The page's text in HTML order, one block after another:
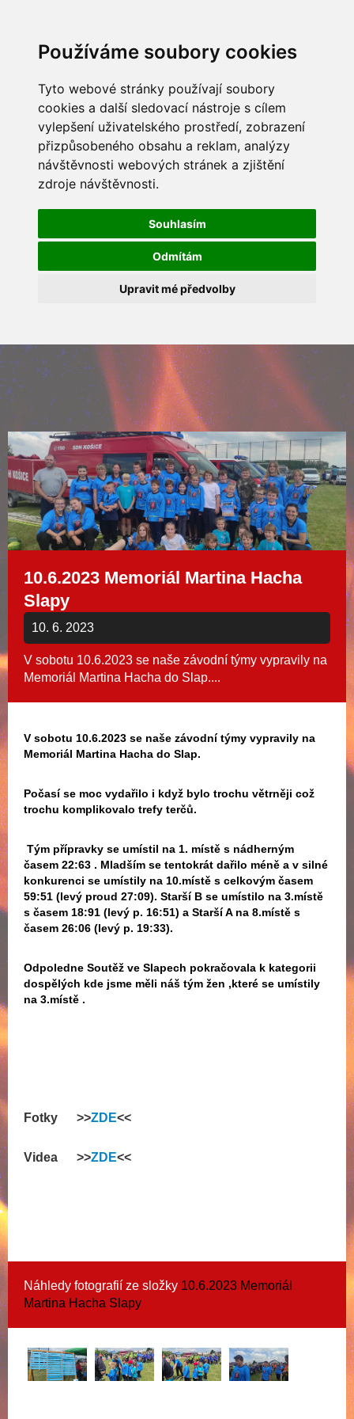
Používáme soubory cookies
Tyto webové stránky používají soubory
cookies a další sledovací nástroje s cílem
vylepšení uživatelského prostředí, zobrazení
přizpůsobeného obsahu a reklam, analýzy
návštěvnosti webových stránek a zjištění
zdroje návštěvnosti.
Souhlasím
Odmítám
Upravit mé předvolby
10.6.2023 Memoriál Martina Hacha
Slapy
10. 6. 2023
V sobotu 10.6.2023 se naše závodní týmy vypravily na
Memoriál Martina Hacha do Slap....
V sobotu 10.6.2023 se naše závodní týmy vypravily na
Memoriál Martina Hacha do Slap.
Počasí se moc vydařilo i když bylo trochu větrněji což
trochu komplikovalo trefy terčů.
Tým přípravky se umístil na 1. místě s nádherným
časem 22:63 . Mladším se tentokrát dařilo méně a v silné
konkurenci se umístily na 10.místě s celkovým časem
59:51 (levý proud 27:09). Starší B se umístilo na 3.místě
s časem 18:91 (levý p. 16:51) a Starší A na 8.místě s
časem 26:06 (levý p. 19:33).
Odpoledne Soutěž ve Slapech pokračovala k kategorii
dospělých kde jsme měli náš tým žen ,které se umístily
na 3.místě .
Fotky >>ZDE<<
Videa >>ZDE<<
Náhledy fotografií ze složky 10.6.2023 Memoriál
Martina Hacha Slapy